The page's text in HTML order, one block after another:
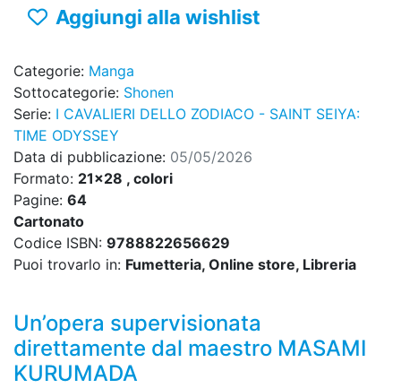
Aggiungi alla wishlist
Categorie: Manga
Sottocategorie: Shonen
Serie: I CAVALIERI DELLO ZODIACO - SAINT SEIYA:
TIME ODYSSEY
Data di pubblicazione: 05/05/2026
Formato: 21x28 , colori
Pagine: 64
Cartonato
Codice ISBN: 9788822656629
Puoi trovarlo in: Fumetteria, Online store, Libreria
Un’opera supervisionata
direttamente dal maestro MASAMI
KURUMADA